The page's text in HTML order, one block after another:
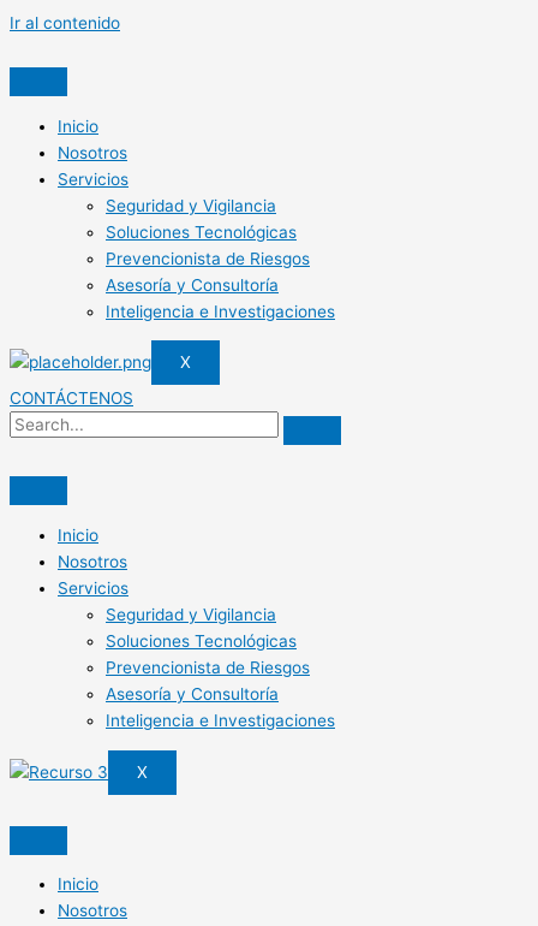
Ir al contenido
Inicio
Nosotros
Servicios
Seguridad y Vigilancia
Soluciones Tecnológicas
Prevencionista de Riesgos
Asesoría y Consultoría
Inteligencia e Investigaciones
X
CONTÁCTENOS
Inicio
Nosotros
Servicios
Seguridad y Vigilancia
Soluciones Tecnológicas
Prevencionista de Riesgos
Asesoría y Consultoría
Inteligencia e Investigaciones
X
Inicio
Nosotros